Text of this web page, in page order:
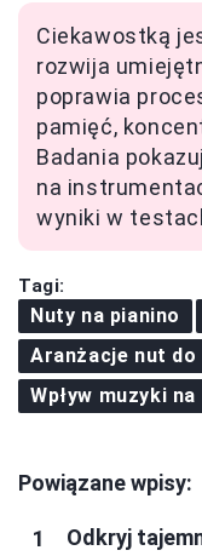
Ciekawostką
rozwija
poprawia
pamięć,
Badania
na
wyniki w
Tagi:
Nuty na pianino
Aranżacje nut
Wpływ muzyki
Powiązane wpisy:
Odkryj